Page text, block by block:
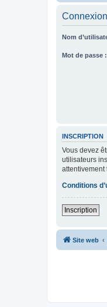
Connexion
Nom
Mot de passe :
INSCRIPTION
Vous devez
utilisateurs
attentivement
Conditions
Inscription
Site web